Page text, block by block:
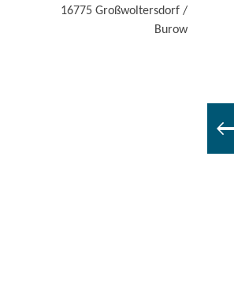
16775 Großwoltersdorf /
Burow